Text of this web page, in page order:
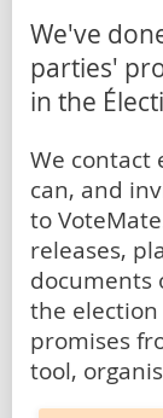
We've
parties'
in the
We contact
can, and
to
releases,
documents
the election
promises
tool,